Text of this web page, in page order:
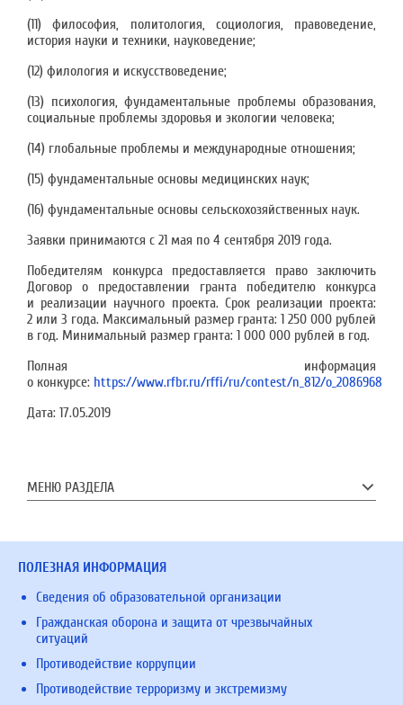
(11) философия, политология, социология, правоведение,
история науки и техники, науковедение;
(12) филология и искусствоведение;
(13) психология, фундаментальные проблемы образования,
социальные проблемы здоровья и экологии человека;
(14) глобальные проблемы и международные отношения;
(15) фундаментальные основы медицинских наук;
(16) фундаментальные основы сельскохозяйственных наук.
Заявки принимаются с 21 мая по 4 сентября 2019 года.
Победителям конкурса предоставляется право заключить
Договор о предоставлении гранта победителю конкурса
и реализации научного проекта. Срок реализации проекта:
2 или 3 года. Максимальный размер гранта: 1 250 000 рублей
в год. Минимальный размер гранта: 1 000 000 рублей в год.
Полная информация
о конкурсе: https://www.rfbr.ru/rffi/ru/contest/n_812/o_2086968
Дата: 17.05.2019
МЕНЮ РАЗДЕЛА
ПОЛЕЗНАЯ ИНФОРМАЦИЯ
Сведения об образовательной организации
Гражданская оборона и защита от чрезвычайных
ситуаций
Противодействие коррупции
Противодействие терроризму и экстремизму